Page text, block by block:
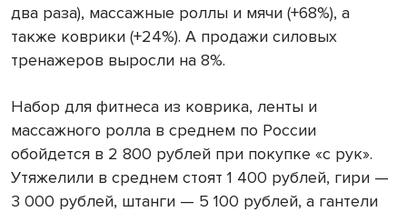
два раза), массажные роллы и мячи (+68%), а
также коврики (+24%). А продажи силовых
тренажеров выросли на 8%.
Набор для фитнеса из коврика, ленты и
массажного ролла в среднем по России
обойдется в 2 800 рублей при покупке «с рук».
Утяжелили в среднем стоят 1 400 рублей, гири —
3 000 рублей, штанги — 5 100 рублей, а гантели